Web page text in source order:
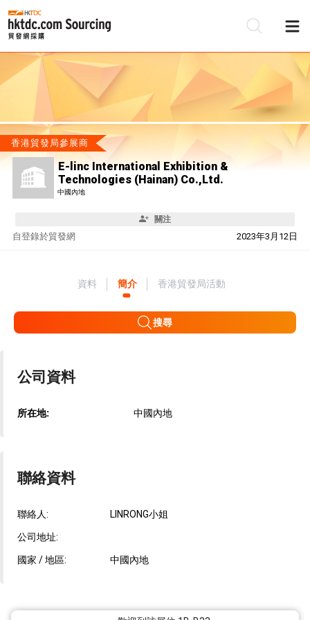
香港貿發局參展商
E-linc International Exhibition &
Technologies (Hainan) Co.,Ltd.
中國內地
關注
自 2023年3月12日
登錄於貿發網
資料 簡介 香港貿發局活動
搜尋
公司資料
所在地: 中國內地
聯絡資料
聯絡人: LINRONG小姐
公司地址:
國家 / 地區: 中國內地